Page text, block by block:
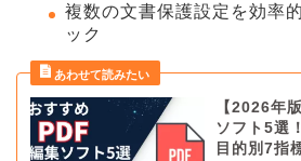
複数の文書保護設定を効率
ック
【2026年
ソフト5選
目的別7指